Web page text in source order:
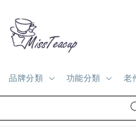
品牌分類 功能分類 老